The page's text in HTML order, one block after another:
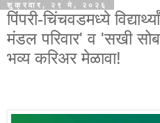
शुक्रवार, २९ मे, २०२६
पिंपरी-चिंचवडमध्ये
मंडल परिवार' व 'सखी
भव्य करिअर मेळावा!